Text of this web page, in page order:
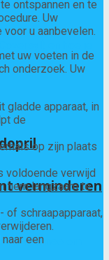
verminderen
ontspannen en te
Uw
u aanbevelen.
uw voeten in de
onderzoek. Uw
gladde apparaat, in
de
op zijn plaats
voldoende verwijd
hem langzaam te
of schraapapparaat,
een